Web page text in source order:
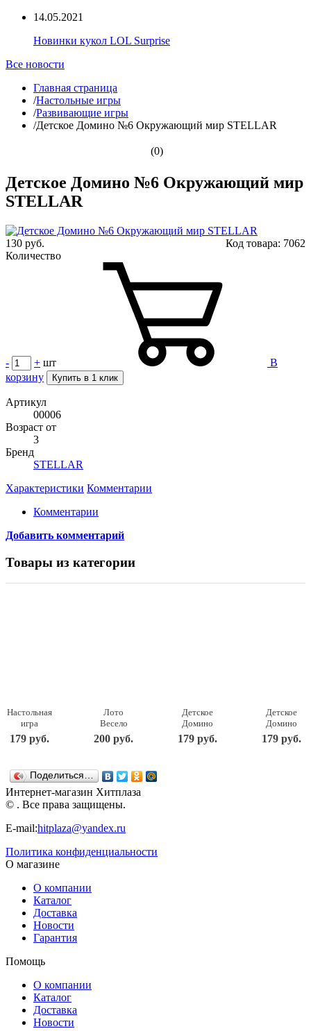
14.05.2021
Новинки кукол LOL Surprise
Все новости
Главная страница
/Настольные игры
/Развивающие игры
/Детское Домино №6 Окружающий мир STELLAR
(0)
Детское Домино №6 Окружающий мир
STELLAR
130 руб. Код товара: 7062
Количество
- + шт
В
корзину
Купить в 1 клик
Артикул
00006
Возраст от
3
Бренд
STELLAR
Характеристики Комментарии
Комментарии
Добавить комментарий
Товары из категории
Настольная
игра
Стеллар
Весёлые
фишки
(00905)
179 руб.
Лото
Весело
учиться, 48
фишек
200 руб.
Детское
Домино
Герои
мультфильмов
179 руб.
Детское
Домино
Хорошие
знакомые
179 руб.
Поделиться…
Интернет-магазин Хитплаза
© . Все права защищены.
E-mail:hitplaza@yandex.ru
Политика конфиденциальности
О магазине
О компании
Каталог
Доставка
Новости
Гарантия
Помощь
О компании
Каталог
Доставка
Новости